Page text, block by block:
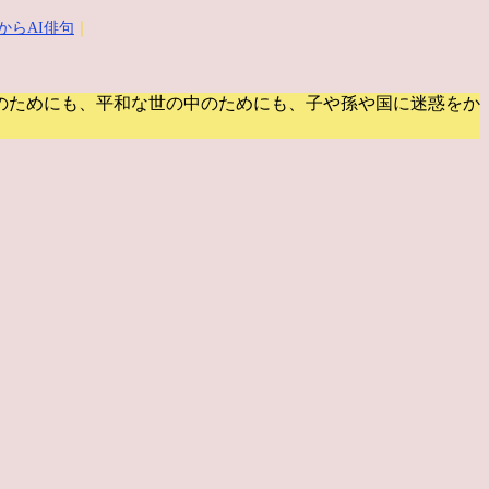
らAI俳句
ためにも、平和な世の中のためにも、子や孫や国に迷惑をか